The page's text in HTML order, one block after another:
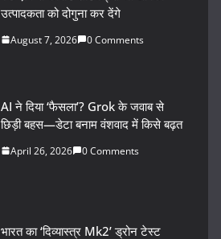
उत्पादकता को दोगुना कर देंगे
August 7, 2026 0 Comments
AI ने दिया ‘फैसला’? Grok के जवाब से
छिड़ी बहस—डेटा बनाम वंशवाद में किसे बढ़त
April 26, 2026 0 Comments
भारत का ‘दिव्यास्त्र Mk2’ ड्रोन टेस्ट